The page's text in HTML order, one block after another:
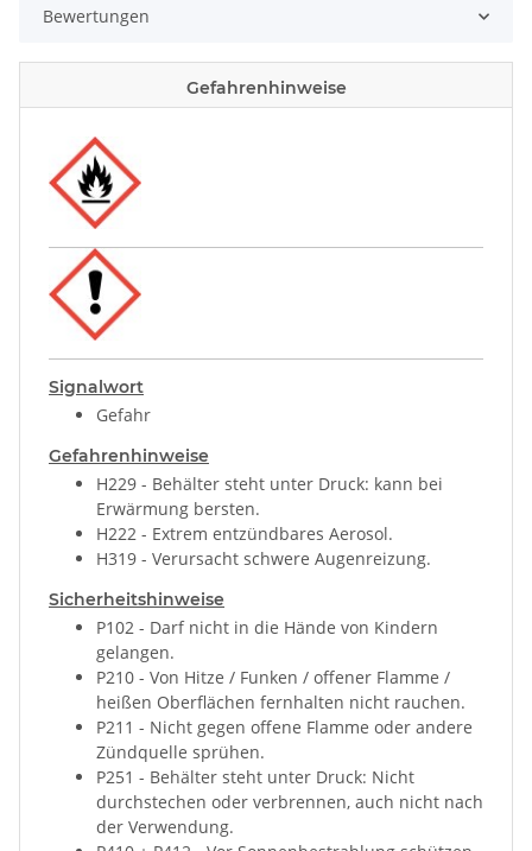
Bewertungen
Gefahrenhinweise
Signalwort
Gefahr
Gefahrenhinweise
H229 - Behälter steht unter Druck: kann bei
Erwärmung bersten.
H222 - Extrem entzündbares Aerosol.
H319 - Verursacht schwere Augenreizung.
Sicherheitshinweise
P102 - Darf nicht in die Hände von Kindern
gelangen.
P210 - Von Hitze / Funken / offener Flamme /
heißen Oberflächen fernhalten nicht rauchen.
P211 - Nicht gegen offene Flamme oder andere
Zündquelle sprühen.
P251 - Behälter steht unter Druck: Nicht
durchstechen oder verbrennen, auch nicht nach
der Verwendung.